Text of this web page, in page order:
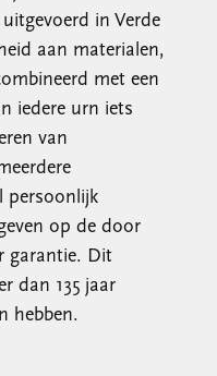
in Verde
aan materialen,
met een
iedere urn iets
van
persoonlijk
op de door
garantie. Dit
dan 135 jaar
hebben.